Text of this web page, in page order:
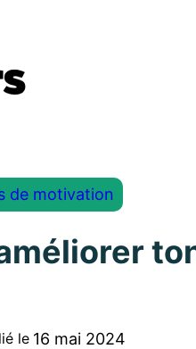
de motivation
le 16 mai 2024